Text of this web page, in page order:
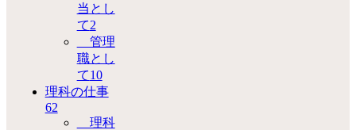
当とし
て2
管理
職とし
て10
理科の仕事
62
理科